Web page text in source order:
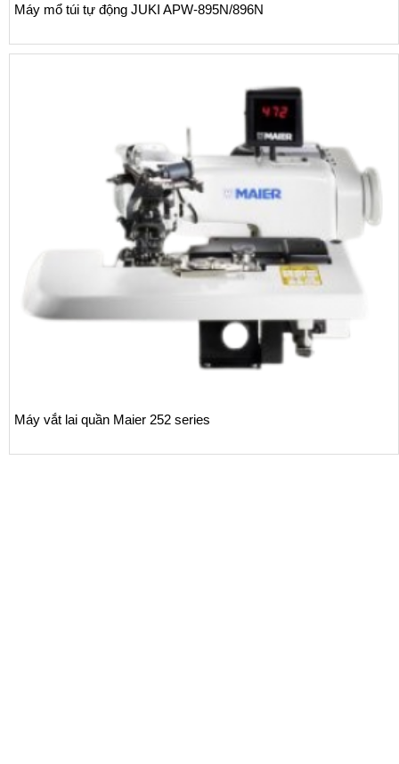
Máy mổ và may trụ áo polo tự động VMAS VMS-K3-01C/
Máy dán túi, đóng túi tự động cho quần, sơ-mi, jeans